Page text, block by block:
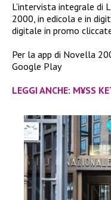
L’intervista integrale di
2000, in edicola e in
digitale in promo
Per la app di Novella
Google Play
LEGGI ANCHE: M¥SS